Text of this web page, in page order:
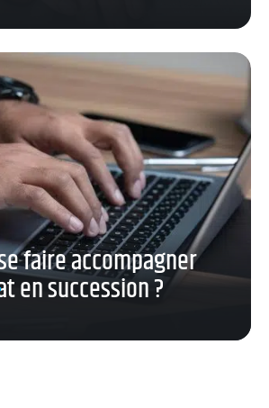
faire accompagner
en succession ?